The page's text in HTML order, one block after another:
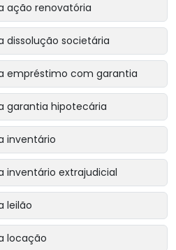
ação renovatória
dissolução societária
empréstimo com garantia
garantia hipotecária
inventário
inventário extrajudicial
leilão
locação